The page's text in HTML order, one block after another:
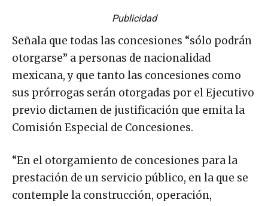
Publicidad
Señala que todas las concesiones “sólo podrán
otorgarse” a personas de nacionalidad
mexicana, y que tanto las concesiones como
sus prórrogas serán otorgadas por el Ejecutivo
previo dictamen de justificación que emita la
Comisión Especial de Concesiones.
“En el otorgamiento de concesiones para la
prestación de un servicio público, en la que se
contemple la construcción, operación,